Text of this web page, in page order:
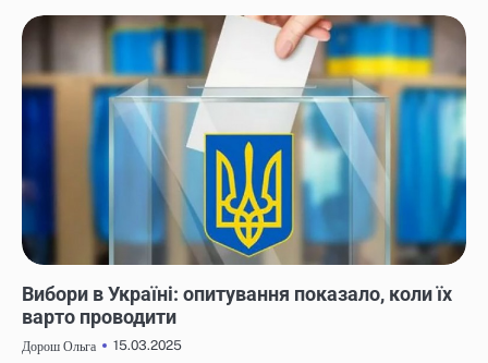
Вибори в Україні: опитування показало, коли їх
варто проводити
Дорош Ольга
15.03.2025